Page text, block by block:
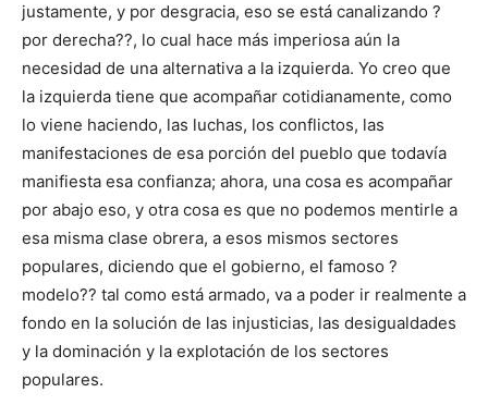
justamente, y por desgracia, eso se está canalizando ?
por derecha??, lo cual hace más imperiosa aún la
necesidad de una alternativa a la izquierda. Yo creo que
la izquierda tiene que acompañar cotidianamente, como
lo viene haciendo, las luchas, los conflictos, las
manifestaciones de esa porción del pueblo que todavía
manifiesta esa confianza; ahora, una cosa es acompañar
por abajo eso, y otra cosa es que no podemos mentirle a
esa misma clase obrera, a esos mismos sectores
populares, diciendo que el gobierno, el famoso ?
modelo?? tal como está armado, va a poder ir realmente a
fondo en la solución de las injusticias, las desigualdades
y la dominación y la explotación de los sectores
populares.